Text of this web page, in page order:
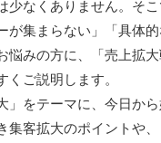
少なくありません。そ
が集まらない」「具体
悩みの方に、「売上拡大
くご説明します。
」をテーマに、今日か
集客拡大のポイントや